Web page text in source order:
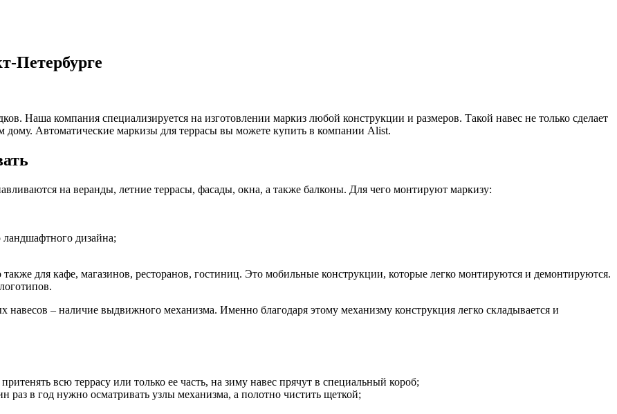
Петербурге
Наша компания специализируется на изготовлении маркиз любой конструкции и размеров. Такой навес не только сделает
дому. Автоматические маркизы для террасы вы можете купить в компании Alist.
на веранды, летние террасы, фасады, окна, а также балконы. Для чего монтируют маркизу:
ландшафтного дизайна;
для кафе, магазинов, ресторанов, гостиниц. Это мобильные конструкции, которые легко монтируются и демонтируются.
– наличие выдвижного механизма. Именно благодаря этому механизму конструкция легко складывается и
всю террасу или только ее часть, на зиму навес прячут в специальный короб;
раз в год нужно осматривать узлы механизма, а полотно чистить щеткой;